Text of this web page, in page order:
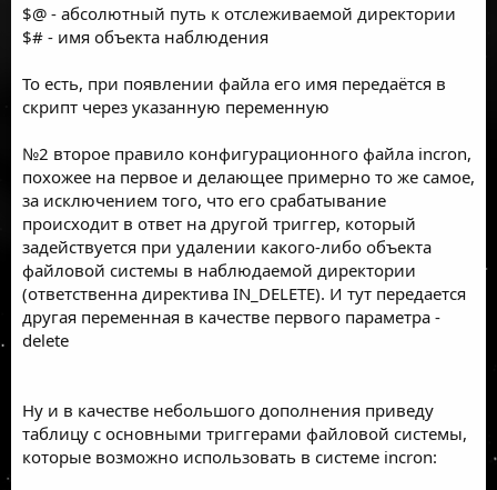
$@ - абсолютный путь к отслеживаемой директории
$# - имя объекта наблюдения
То есть, при появлении файла его имя передаётся в
скрипт через указанную переменную
№2 второе правило конфигурационного файла incron,
похожее на первое и делающее примерно то же самое,
за исключением того, что его срабатывание
происходит в ответ на другой триггер, который
задействуется при удалении какого-либо объекта
файловой системы в наблюдаемой директории
(ответственна директива IN_DELETE). И тут передается
другая переменная в качестве первого параметра -
delete
Ну и в качестве небольшого дополнения приведу
таблицу с основными триггерами файловой системы,
которые возможно использовать в системе incron: